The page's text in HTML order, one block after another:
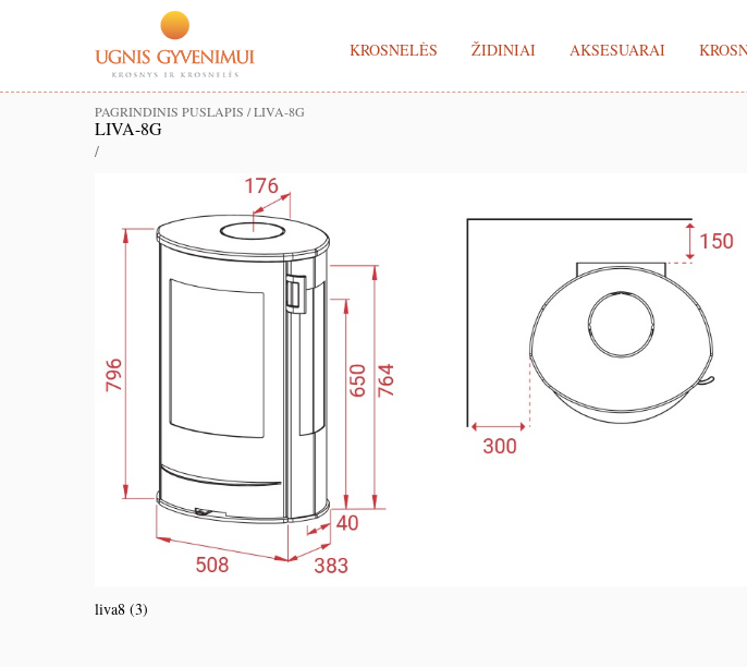
KROSNELĖS ŽIDINIAI AKSESUARAI
PAGRINDINIS PUSLAPIS /LIVA-8G
LIVA-8G
/
liva8 (3)